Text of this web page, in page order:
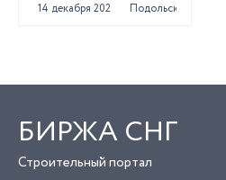
14 декабря 2020 Подольск
БИРЖА СНГ
Строительный портал